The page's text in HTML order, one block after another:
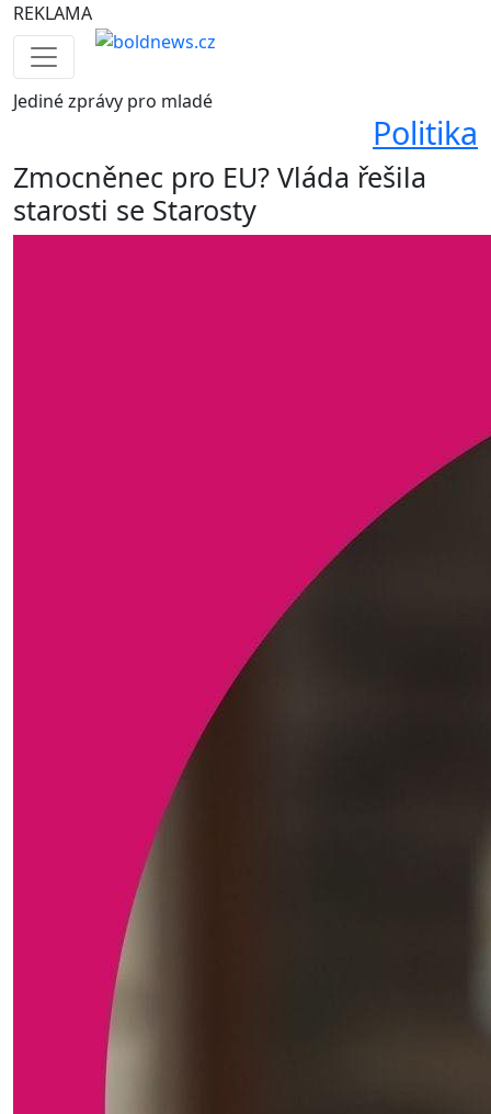
REKLAMA
Jedinézprávy pro mladé
Politika
Zmocněnec pro EU? Vláda řešila
starosti se Starosty